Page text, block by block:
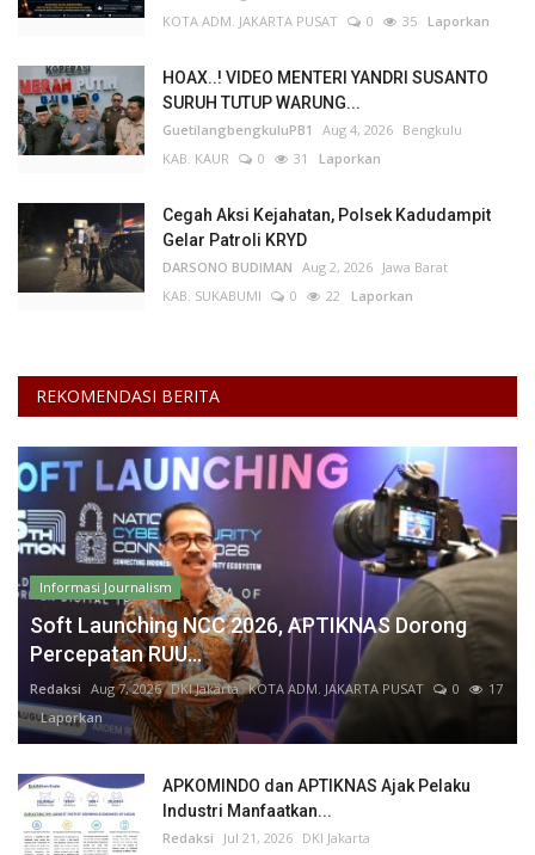
KOTA ADM. JAKARTA PUSAT
0 35 Laporkan
HOAX..! VIDEO MENTERI YANDRI SUSANTO
SURUH TUTUP WARUNG...
GuetilangbengkuluPB1 Aug 4, 2026 Bengkulu
KAB. KAUR
0 31 Laporkan
Cegah Aksi Kejahatan, Polsek Kadudampit
Gelar Patroli KRYD
DARSONO BUDIMAN Aug 2, 2026 Jawa Barat
KAB. SUKABUMI
0 22 Laporkan
REKOMENDASI BERITA
Informasi Journalism
Soft Launching NCC 2026, APTIKNAS Dorong
Percepatan RUU...
Redaksi Aug 7, 2026 DKI Jakarta KOTA ADM. JAKARTA PUSAT 0
17
Laporkan
APKOMINDO dan APTIKNAS Ajak Pelaku
Industri Manfaatkan...
Redaksi Jul 21, 2026 DKI Jakarta